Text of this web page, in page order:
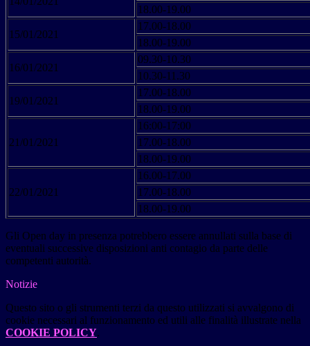
18.00-19.00
15/01/2021
17.00-18.00
18.00-19.00
16/01/2021
09.30-10.30
10.30-11.30
19/01/2021
17.00-18.00
18.00-19.00
21/01/2021
16:00-17:00
17.00-18.00
18.00-19.00
22/01/2021
16.00-17.00
17.00-18.00
18.00-19.00
Gli Open day in presenza potrebbero essere annullati sulla base di
eventuali successive disposizioni anti contagio da parte delle
competenti autorità.
Notizie
Questo sito o gli strumenti terzi da questo utilizzati si avvalgono di
cookie necessari al funzionamento ed utili alle finalità illustrate nella
COOKIE POLICY.